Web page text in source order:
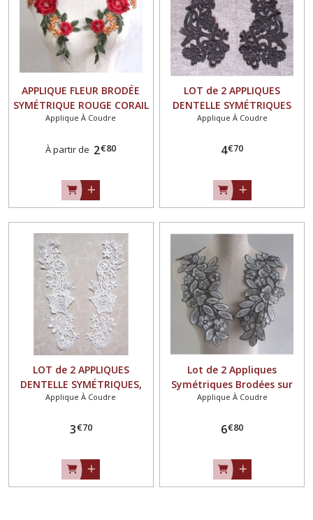
APPLIQUE FLEUR BRODÉE
SYMÉTRIQUE ROUGE CORAIL
ORANGÉ ** 14 x 30 cm **
ACD05
Applique À Coudre
À partir de 2€80
LOT de 2 APPLIQUES
DENTELLE SYMÉTRIQUES
COL GUIPURE / NOIR ** 11 x
Applique À Coudre
4€70
LOT de 2 APPLIQUES
DENTELLE SYMÉTRIQUES,
BLANC CRÈME ** 11 x 23 cm
Applique À Coudre
3€70
Lot de 2 Appliques
Symétriques Brodées sur
voile / NOIR BLANC
Col Guipure - ACD15
Applique À Coudre
6€80